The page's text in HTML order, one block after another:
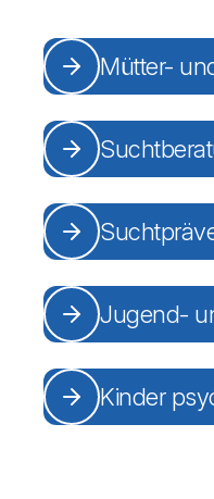
Mütter-
Jugend-
Kinder